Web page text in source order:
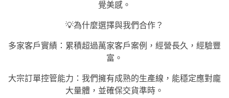
覺美感。
💡為什麼選擇與我們合作？
多家客戶實績：累積超過萬家客戶案例，經營長久，經驗豐
富。
大宗訂單控管能力：我們擁有成熟的生產線，能穩定應對龐
大量體，並確保交貨準時。